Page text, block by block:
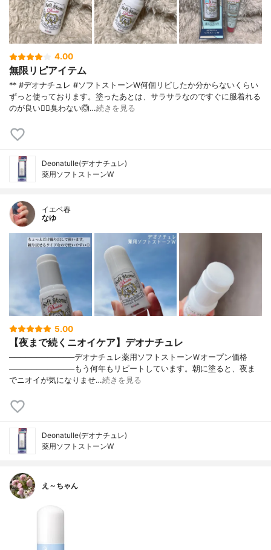
4.00
無限リピアイテム
** #デオナチュレ #ソフトストーンW何個リピしたか分からないくらい
ずっと使っております。塗ったあとは、サラサラなのですぐに服着れる
のが良い🙆‍♀️臭わない🙆…続きを見る
Deonatulle(デオナチュレ)
薬用ソフトストーンW
イエベ春
なゆ
5.00
【夜まで続くニオイケア】デオナチュレ
────────────デオナチュレ薬用ソフトストーンＷオープン価格
────────────もう何年もリピートしています。朝に塗ると、夜ま
でニオイが気になりませ…続きを見る
Deonatulle(デオナチュレ)
薬用ソフトストーンW
え～ちゃん